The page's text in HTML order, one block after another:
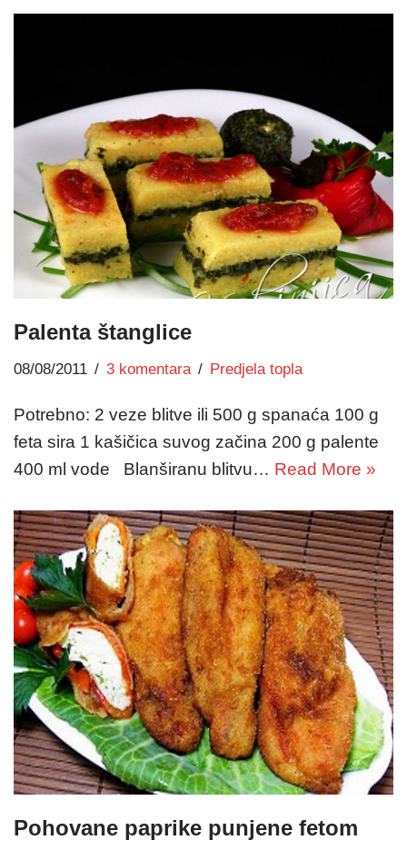
Palenta štanglice
08/08/2011 3 komentara Predjela topla
Potrebno: 2 veze blitve ili 500 g spanaća 100 g
feta sira 1 kašičica suvog začina 200 g palente
400 ml vode Blanširanu blitvu… Read More »
Pohovane paprike punjene fetom